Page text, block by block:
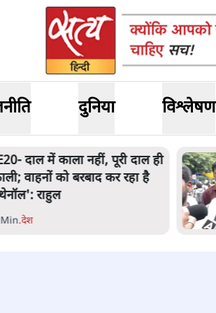
दुनिया विश्लेषण
दाल में काला नहीं, पूरी दाल ही
वाहनों को बरबाद कर रहा है
राहुल
.देश